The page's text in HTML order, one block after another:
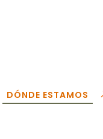
DÓNDE ESTAMOS